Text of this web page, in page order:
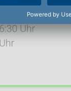
Uhr